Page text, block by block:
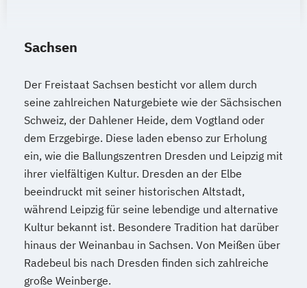
Sachsen
Der Freistaat Sachsen besticht vor allem durch
seine zahlreichen Naturgebiete wie der Sächsischen
Schweiz, der Dahlener Heide, dem Vogtland oder
dem Erzgebirge. Diese laden ebenso zur Erholung
ein, wie die Ballungszentren Dresden und Leipzig mit
ihrer vielfältigen Kultur. Dresden an der Elbe
beeindruckt mit seiner historischen Altstadt,
während Leipzig für seine lebendige und alternative
Kultur bekannt ist. Besondere Tradition hat darüber
hinaus der Weinanbau in Sachsen. Von Meißen über
Radebeul bis nach Dresden finden sich zahlreiche
große Weinberge.